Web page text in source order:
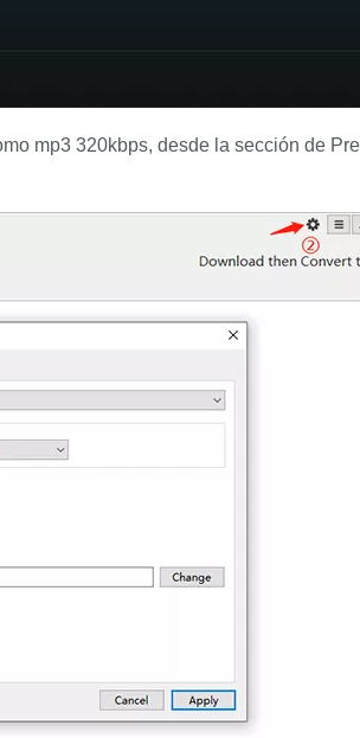
mp3 320kbps, desde la sección de